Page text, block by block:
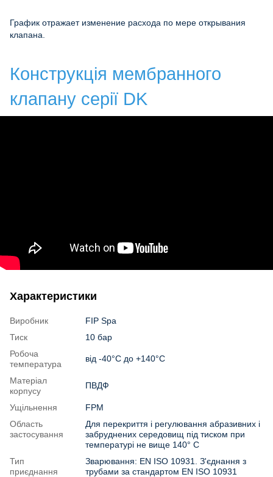
График отражает изменение расхода по мере открывания
клапана.
Конструкція мембранного
клапану серії DK
Характеристики
Виробник
FIP Spa
Тиск
10 бар
Робоча
температура
від -40°С до +140°С
Матеріал
корпусу
ПВДФ
Ущільнення
FPM
Область
застосування
Для перекриття і регулювання абразивних і
забруднених середовищ під тиском при
температурі не вище 140° C
Тип
приєднання
Зварювання: EN ISO 10931. З'єднання з
трубами за стандартом EN ISO 10931